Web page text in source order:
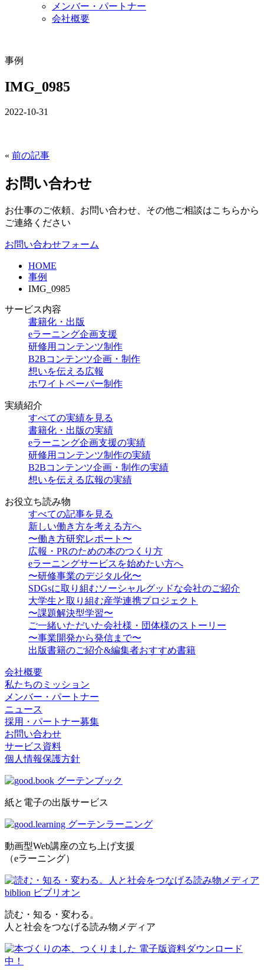
メンバー・パートナー
会社概要
事例
IMG_0985
2022-10-31
« 前の記事
お問い合わせ
お仕事のご依頼、お問い合わせ、その他ご相談はこちらから
ご連絡ください
お問い合わせフォーム
HOME
事例
IMG_0985
サービス内容
書籍化・出版
eラーニング企画支援
研修用コンテンツ制作
B2Bコンテンツ企画・制作
想いを伝える広報
ホワイトペーパー制作
実績紹介
すべての実績を見る
書籍化・出版の実績
eラーニング企画支援の実績
研修用コンテンツ制作の実績
B2Bコンテンツ企画・制作の実績
想いを伝える広報の実績
お役立ち読み物
すべての記事を見る
新しい働き方を考える方へ
〜働き方研究レポート〜
広報・PRのための本のつくり方
eラーニングサービスを始めたい方へ
〜研修事業のデジタル化〜
SDGsに取り組むソーシャルグッドな会社のご紹介
大学生と取り組む産学連携プロジェクト
〜課題解決型学習〜
ご一緒いただいた会社様・団体様のストーリー
〜事業開発から発信まで〜
出版書籍のご紹介&編集者おすすめ書籍
会社概要
私たちのミッション
メンバー・パートナー
ニュース
採用・パートナー募集
お問い合わせ
サービス資料
個人情報保護方針
紙と電子の出版サービス
動画型Web講座の立ち上げ支援
（eラーニング）
読む・知る・変わる。
人と社会をつなげる読み物メディア